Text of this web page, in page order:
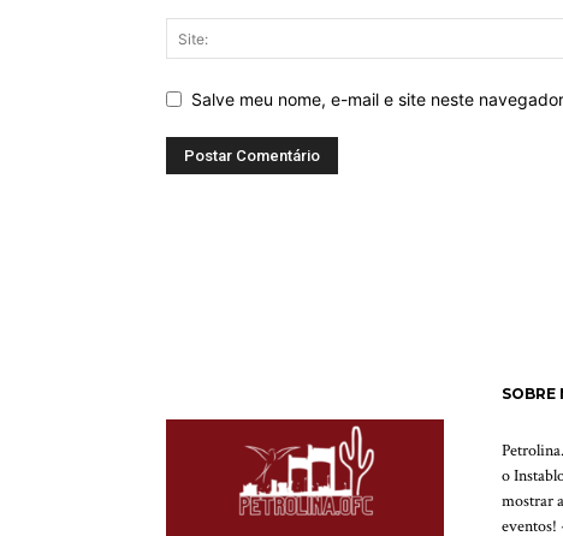
Salve meu nome, e-mail e site neste
SOBRE
o
mostrar
eventos!